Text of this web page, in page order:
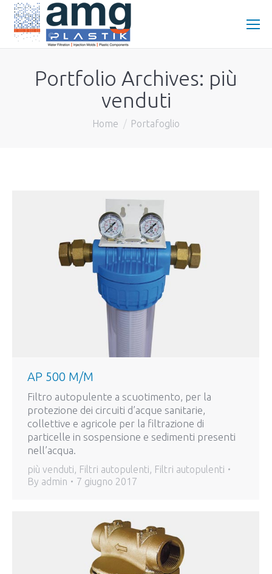
Portfolio Archives: più
venduti
Home Portafoglio
AP 500 M/M
Filtro autopulente a scuotimento, per la
protezione dei circuiti d’acque sanitarie,
collettive e agricole per la filtrazione di
particelle in sospensione e sedimenti presenti
nell’acqua.
più venduti, Filtri autopulenti, Filtri autopulenti
By admin 7 giugno 2017